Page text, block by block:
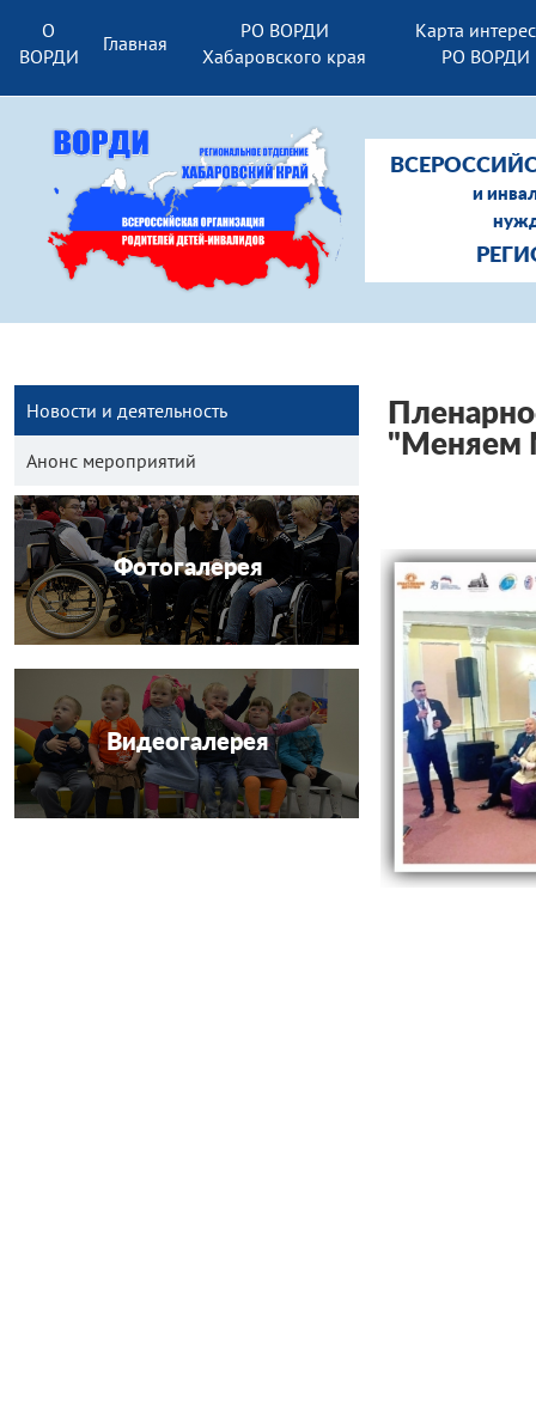
и
О
ВОРДИ
Главная
РО ВОРДИ
Хабаровского края
Карта
РО ВОРДИ
Новости и деятельность
Анонс мероприятий
Фотогалерея
Видеогалерея
"Меняем